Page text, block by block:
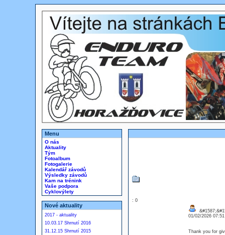
Menu
O nás
Aktuality
Tým
Fotoalbum
Fotogalerie
Kalendář závodů
Výsledky závodů
Kam na trénink
Vaše podpora
Cyklovýlety
Nové aktuality
2017 - aktuality
10.03.17 Shrnutí 2016
31.12.15 Shrnutí 2015
: 0
01/02/2026
Thank you for